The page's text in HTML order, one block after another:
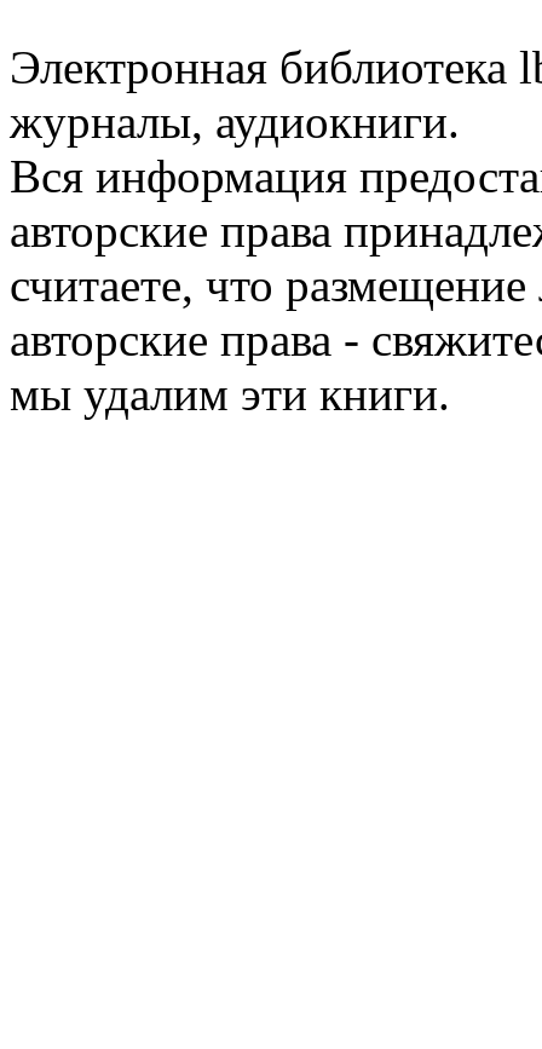
Электронная библиотека
журналы, аудиокниги.
Вся информация
авторские права
считаете, что
авторские права -
мы удалим эти книги.